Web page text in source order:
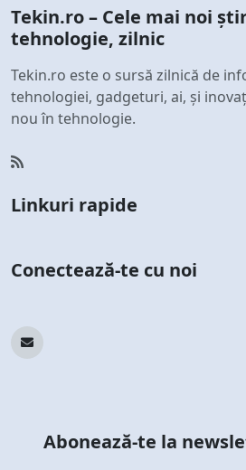
Tekin.ro – Cele mai noi
tehnologie, zilnic
Tekin.ro este o sursă zilnică de
tehnologiei, gadgeturi, ai, și
nou în tehnologie.
Linkuri rapide
Conectează-te cu noi
Abonează-te la